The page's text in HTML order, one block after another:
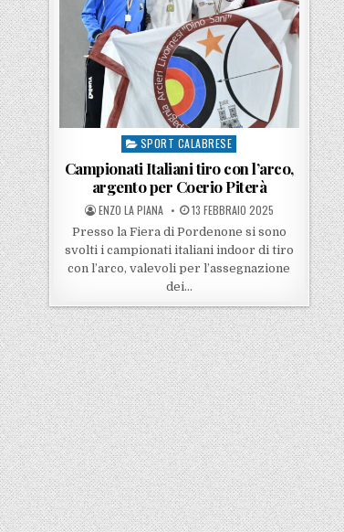
Posted in
SPORT CALABRESE
Campionati Italiani tiro con l’arco,
argento per Coerio Piterà
POSTED BY
ENZO LA PIANA POSTED ON
13 FEBBRAIO 2025
Presso la Fiera di Pordenone si sono
svolti i campionati italiani indoor di tiro
con l’arco, valevoli per l’assegnazione
dei…